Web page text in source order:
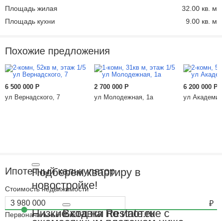
Вход на Restate.ru
Площадь жилая
32.00 кв. м
Площадь кухни
9.00 кв. м
Похожие предложения
6 500 000 Р
ул Вернадского, 7
2 700 000 Р
ул Молодежная, 1а
6 200 000 Р
ул
Ипотечный калькулятор
Стоимость недвижимости
Первоначальный взнос
Подберем квартиру в
новостройке!
Низкие ставки по ипотеке с